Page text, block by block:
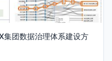
集团数据治理体系建设方